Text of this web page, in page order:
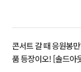
콘서트 갈 때 응원봉
품 등장이오! [솔드아